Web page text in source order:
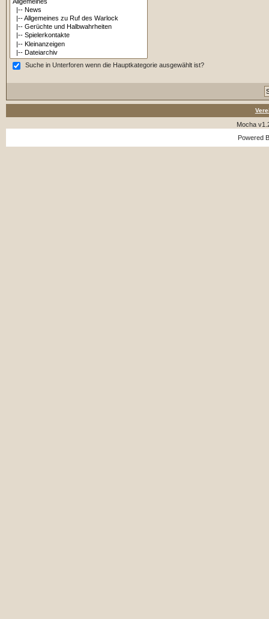
Suche in Unterforen wenn die Hauptkategorie ausgewählt ist?
Mocha
Powered